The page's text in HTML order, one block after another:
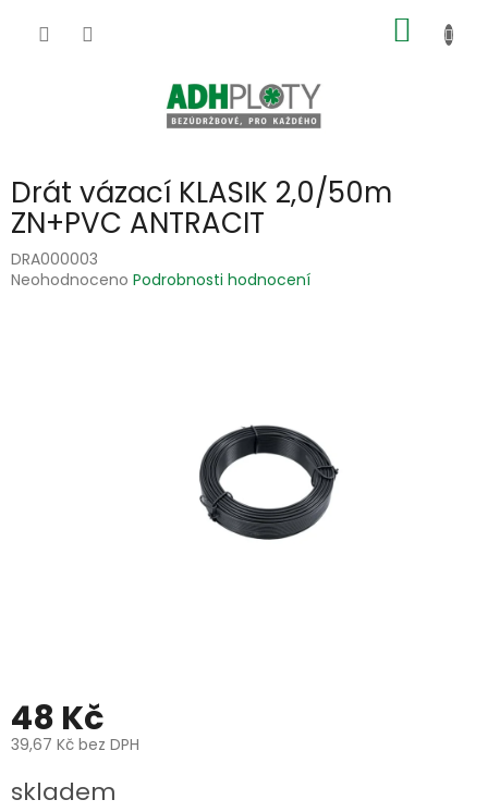
KOŠÍK
Drát vázací KLASIK 2,0/50m
ZN+PVC ANTRACIT
DRA000003
Průměrné
Neohodnoceno Podrobnosti hodnocení
48 Kč
39,67 Kč bez DPH
cena:
skladem